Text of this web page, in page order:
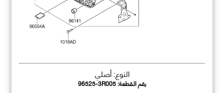
النوع: أصلي
رقم القطعة:96525-3R005